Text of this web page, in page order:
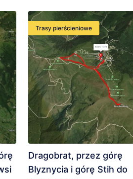
Trasy pierścieniowe
Dragobrat, przez górę
Blyznycia i górę Stih do